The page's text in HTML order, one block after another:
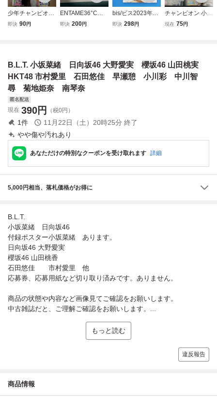
少年チャンピオン
No.35 付録「小川
ページ)。弱虫ペダ
ル,桃源暗鬼
即決 90円
ENTAME36°C v
ol.6 応募者全員
瀬レイナ エンタ
メ ENTAME 3
6℃
即決 200円
bis/ビス2023年9
月号/グラビア特
菜美/南琴奈/新條
由芽/佐藤ノア。。
即決 298円
チャンピオン 小川
彩 クオカード応募
現在 75円
B.L.T. 小坂菜緒 日向坂46 大野愛実 櫻坂46 山田桃実
HKT48 市村愛里 石田悠佳 早瀬憩 小川彩 中川智
尋 菊地姫奈 南琴奈
匿名配送
現在 390円 （税0円）
1件 11月22日（土）20時25分 終了
やや傷や汚れあり
あなただけの特別なクーポンを受け取れます 詳細
5,000円相当、落札価格がお得に
B.L.T.
小坂菜緒 日向坂46
付録ポスター小坂菜緒 あります。
日向坂46 大野愛実
櫻坂46 山田桃香
石田悠佳 市村愛里 他
応募券、応募用紙など切り取り済みです。ありません。
商品の状態や内容など画像見てご確認をお願いします。
中古雑誌だと、ご理解ご確認をお願いします。...
もっと読む
違反報告
商品情報